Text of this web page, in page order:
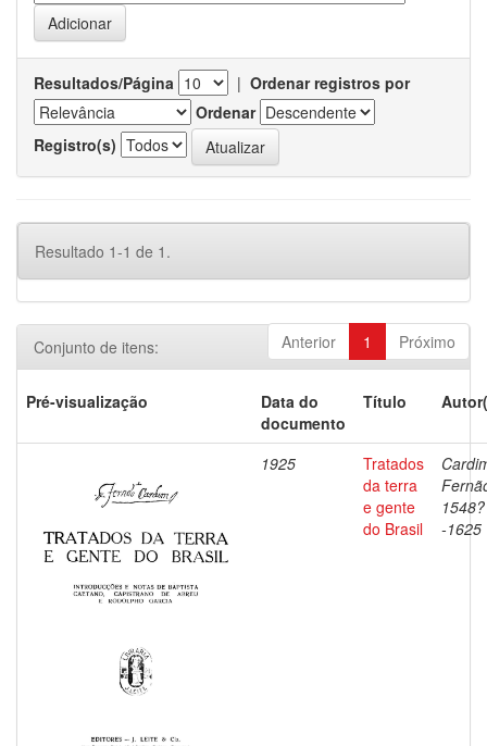
Resultados/Página | Ordenar registros por
Ordenar
Registro(s)
Resultado 1-1 de 1.
Anterior 1 Próximo
Conjunto de itens:
Pré-visualização
Data do
documento
Título
1925
Tratados
da terra
e gente
do Brasil
1548?
-1625